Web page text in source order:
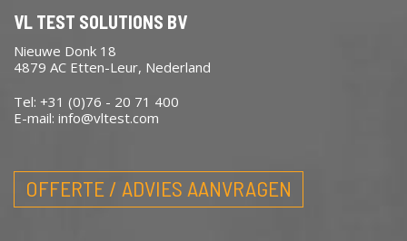
VL TEST SOLUTIONS BV
Nieuwe Donk 18
4879 AC Etten-Leur, Nederland
Tel: +31 (0)76 - 20 71 400
E-mail: info@vltest.com
OFFERTE / ADVIES AANVRAGEN